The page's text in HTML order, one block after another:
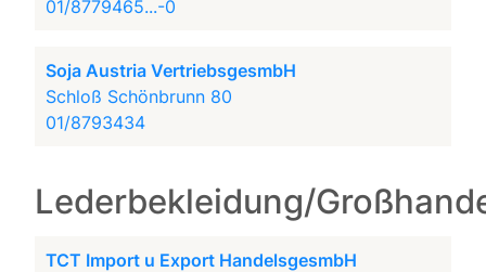
01/8779465...-0
Soja Austria VertriebsgesmbH
Schloß Schönbrunn 80
01/8793434
Lederbekleidung/
TCT Import u Export HandelsgesmbH